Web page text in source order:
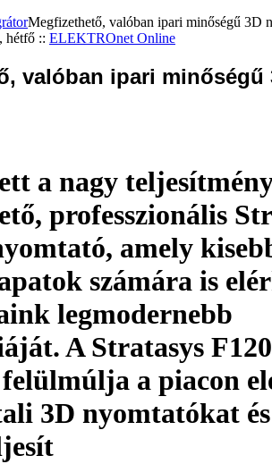
Megfizethető, valóban ipari minőségű 3D
hétfő :: ELEKTROnet Online
valóban ipari minőségű
a nagy
professzionális
amely
számára is
legmodernebb
A Stratasys
a piacon
3D nyomtatókat